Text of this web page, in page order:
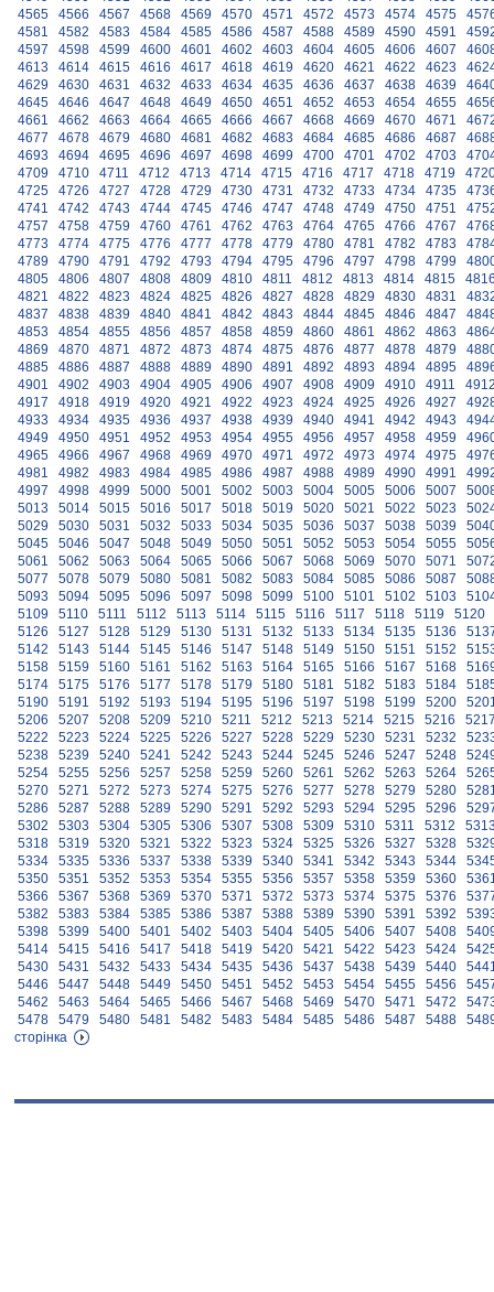
4565
4566 4567 4568 4569 4570 4571 4572 4573 4574 4575
4581
4582 4583 4584 4585 4586 4587 4588 4589 4590 4591
4597
4598 4599 4600 4601 4602 4603 4604 4605 4606 4607
4613
4614 4615 4616 4617 4618 4619 4620 4621 4622 4623
4629
4630 4631 4632 4633 4634 4635 4636 4637 4638 4639
4645
4646 4647 4648 4649 4650 4651 4652 4653 4654 4655
4661
4662 4663 4664 4665 4666 4667 4668 4669 4670 4671
4677
4678 4679 4680 4681 4682 4683 4684 4685 4686 4687
4693
4694 4695 4696 4697 4698 4699 4700 4701 4702 4703
4709
4710 4711 4712 4713 4714 4715 4716 4717 4718 4719
4725
4726 4727 4728 4729 4730 4731 4732 4733 4734 4735
4741
4742 4743 4744 4745 4746 4747 4748 4749 4750 4751
4757
4758 4759 4760 4761 4762 4763 4764 4765 4766 4767
4773
4774 4775 4776 4777 4778 4779 4780 4781 4782 4783
4789
4790 4791 4792 4793 4794 4795 4796 4797 4798 4799
4805
4806 4807 4808 4809 4810 4811 4812 4813 4814 4815
4821
4822 4823 4824 4825 4826 4827 4828 4829 4830 4831
4837
4838 4839 4840 4841 4842 4843 4844 4845 4846 4847
4853
4854 4855 4856 4857 4858 4859 4860 4861 4862 4863
4869
4870 4871 4872 4873 4874 4875 4876 4877 4878 4879
4885
4886 4887 4888 4889 4890 4891 4892 4893 4894 4895
4901
4902 4903 4904 4905 4906 4907 4908 4909 4910 4911
4917
4918 4919 4920 4921 4922 4923 4924 4925 4926 4927
4933
4934 4935 4936 4937 4938 4939 4940 4941 4942 4943
4949
4950 4951 4952 4953 4954 4955 4956 4957 4958 4959
4965
4966 4967 4968 4969 4970 4971 4972 4973 4974 4975
4981
4982 4983 4984 4985 4986 4987 4988 4989 4990 4991
4997
4998 4999 5000 5001 5002 5003 5004 5005 5006 5007
5013
5014 5015 5016 5017 5018 5019 5020 5021 5022 5023
5029
5030 5031 5032 5033 5034 5035 5036 5037 5038 5039
5045
5046 5047 5048 5049 5050 5051 5052 5053 5054 5055
5061
5062 5063 5064 5065 5066 5067 5068 5069 5070 5071
5077
5078 5079 5080 5081 5082 5083 5084 5085 5086 5087
5093
5094 5095 5096 5097 5098 5099 5100 5101 5102 5103
5109
5110 5111 5112 5113 5114 5115 5116 5117 5118 5119
5120
5126
5127 5128 5129 5130 5131 5132 5133 5134 5135 5136
5142
5143 5144 5145 5146 5147 5148 5149 5150 5151 5152
5158
5159 5160 5161 5162 5163 5164 5165 5166 5167 5168
5174
5175 5176 5177 5178 5179 5180 5181 5182 5183 5184
5190
5191 5192 5193 5194 5195 5196 5197 5198 5199 5200
5206
5207 5208 5209 5210 5211 5212 5213 5214 5215 5216
5222
5223 5224 5225 5226 5227 5228 5229 5230 5231 5232
5238
5239 5240 5241 5242 5243 5244 5245 5246 5247 5248
5254
5255 5256 5257 5258 5259 5260 5261 5262 5263 5264
5270
5271 5272 5273 5274 5275 5276 5277 5278 5279 5280
5286
5287 5288 5289 5290 5291 5292 5293 5294 5295 5296
5302
5303 5304 5305 5306 5307 5308 5309 5310 5311 5312
5318
5319 5320 5321 5322 5323 5324 5325 5326 5327 5328
5334
5335 5336 5337 5338 5339 5340 5341 5342 5343 5344
5350
5351 5352 5353 5354 5355 5356 5357 5358 5359 5360
5366
5367 5368 5369 5370 5371 5372 5373 5374 5375 5376
5382
5383 5384 5385 5386 5387 5388 5389 5390 5391 5392
5398
5399 5400 5401 5402 5403 5404 5405 5406 5407 5408
5414
5415 5416 5417 5418 5419 5420 5421 5422 5423 5424
5430
5431 5432 5433 5434 5435 5436 5437 5438 5439 5440
5446
5447 5448 5449 5450 5451 5452 5453 5454 5455 5456
5462
5463 5464 5465 5466 5467 5468 5469 5470 5471 5472
5478
5479 5480 5481 5482 5483 5484 5485 5486 5487 5488
сторінка